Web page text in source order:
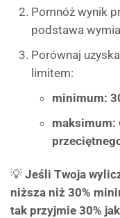
Pomnóż wynik
podstawa
Porównaj
limitem:
minimum:
maksimum:
💡 Jeśli Twoja
niższa niż 30%
tak przyjmie 30%